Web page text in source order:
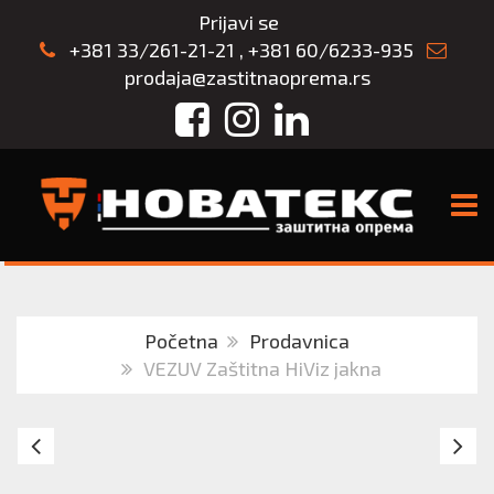
Prijavi se
+381 33/261-21-21 , +381 60/6233-935
prodaja@zastitnaoprema.rs
FacebookInstagram
LinkedIn
Početna
Prodavnica
VEZUV Zaštitna HiViz jakna
Irudek